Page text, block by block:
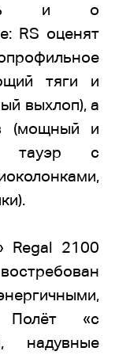
и о
RS оценят
тяги и
выхлоп), а
(мощный и
тауэр с
Regal 2100
Полёт «с
надувные